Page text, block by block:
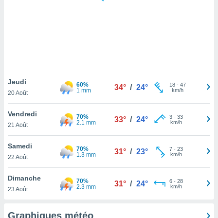
notre
que
et que
Jeudi
20 Août
60%
1 mm
34° / 24° 18- 47
km/h
Vendredi
21 Août
70%
2.1 mm
33° / 24° 3- 33
km/h
Samedi
22 Août
70%
1.3 mm
31° / 23° 7- 23
km/h
Dimanche
23 Août
70%
2.3 mm
31° / 24° 6- 28
km/h
Graphiques météo